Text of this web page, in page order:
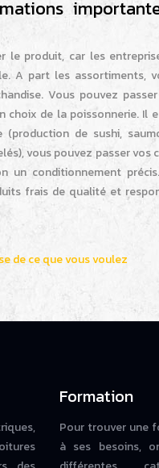
le produit, car les
A part les assortiments,
Vous pouvez
choix de la poissonnerie. Il
de sushi,
vous pouvez passer
un conditionnement
frais de qualité et
de ce que vous voulez
Formation
Pour trouver une
à ses besoins,